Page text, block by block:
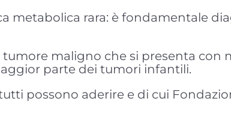
metabolica rara: è fondamentale
maligno che si presenta con
parte dei tumori infantili.
possono aderire e di cui